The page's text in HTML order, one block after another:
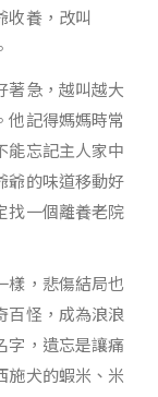
收養，改叫
著急，越叫越大
他記得媽媽時常
能忘記主人家中
爺的味道移動好
找一個離養老院
樣，悲傷結局也
百怪，成為浪浪
字，遺忘是讓痛
施犬的蝦米、米